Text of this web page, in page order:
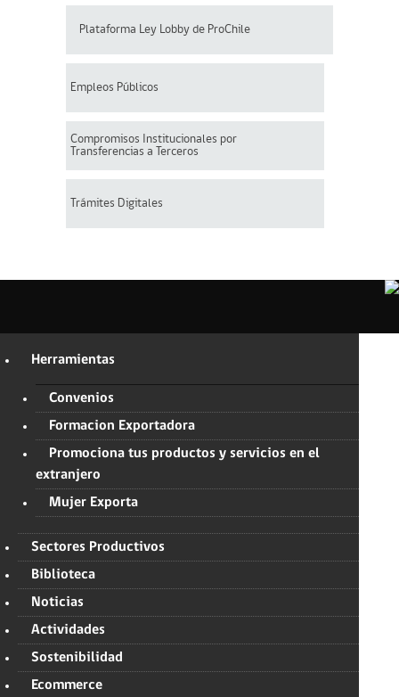
Plataforma Ley Lobby de ProChile
Empleos Públicos
Compromisos Institucionales por
Transferencias a Terceros
Trámites Digitales
Herramientas
Convenios
Formacion Exportadora
Promociona tus productos y servicios en el
extranjero
Mujer Exporta
Sectores Productivos
Biblioteca
Noticias
Actividades
Sostenibilidad
Ecommerce